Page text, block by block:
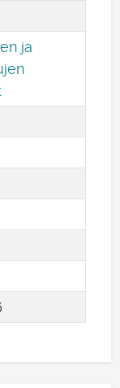
ja